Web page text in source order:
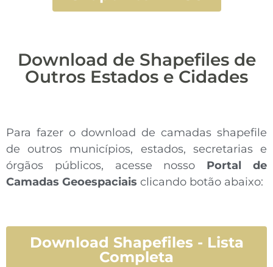
Download de Shapefiles de
Outros Estados e Cidades
Para fazer o download de camadas shapefile
de outros municípios, estados, secretarias e
órgãos públicos, acesse nosso Portal de
Camadas Geoespaciais clicando botão abaixo:
Download Shapefiles - Lista
Completa